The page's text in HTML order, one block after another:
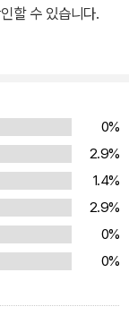
에요. 당신은 그저
. 알아들어요?”
고 싶지 않다면,
줘요.”
히는 거라고요.”
을 하지 않고 정신
모습이었다. 그러
는군요. 한 번도 당
그 말은…….”
구해낼 때가 왔다!
이 돼요. 당신까지
아요.” “나한
할 수 있습니다.
0%
2.9%
1.4%
2.9%
0%
0%